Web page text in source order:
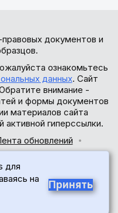
документов и
ознакомьтесь
данных. Сайт
внимание -
и формы документов
материалов сайта
активной гиперссылки.
обновлений
для
на
Принять